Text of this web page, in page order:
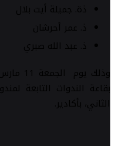
ذة. جميلة أيت بلال
ذ. عمر أحرشان
ذ. عبد الله صبري
بقاعة الندوات التابعة
الثاني، بأكادير.